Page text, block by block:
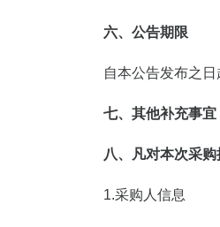
六、公告期限
自本公告发布之日
七、其他补充事宜
八、凡对本次采购
1.采购人信息